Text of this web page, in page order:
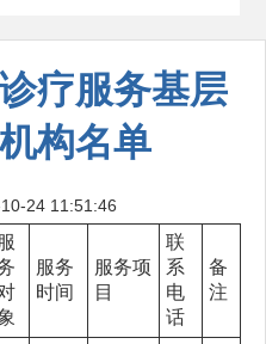
疗服务基层
构名单
24 11:51:46
服
服务
时间
服务项
目
联
系
电
话
备
注